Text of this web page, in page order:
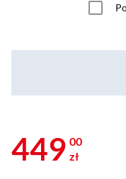
449 00
zł